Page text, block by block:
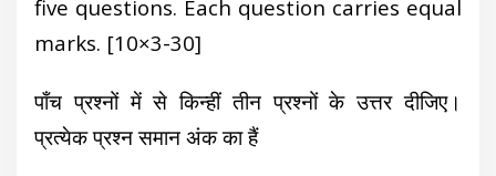
five questions. Each question carries equal
marks. [10×3-30]
पाँच प्रश्नों में से किन्हीं तीन प्रश्नों के उत्तर दीजिए।
प्रत्येक प्रश्न समान अंक का हैं